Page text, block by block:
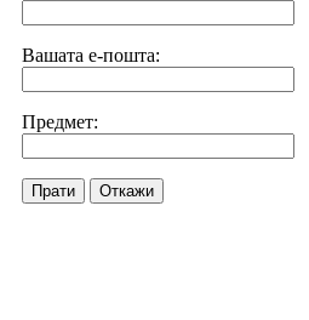
Вашата е-пошта:
Предмет:
Прати Откажи